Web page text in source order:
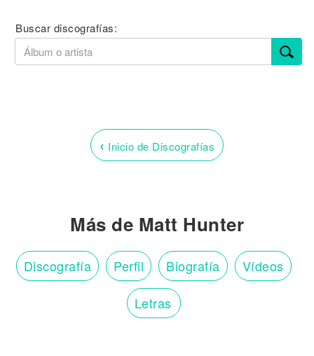
Buscar discografías:
‹ Inicio de Discografías
Más de Matt Hunter
Discografía Perfil Biografía Vídeos
Letras